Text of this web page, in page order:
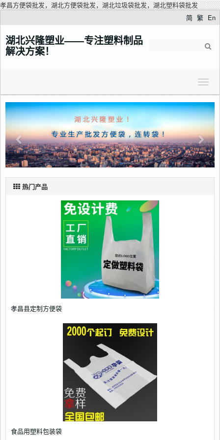
孝昌方便袋批发，湖北方便袋批发，湖北垃圾袋批发，湖北塑料袋批发
简 繁 En
湖北兴隆塑业——专注塑料制品
解决方案！
热门产品
孝昌县定制方便袋
食品用塑料包装袋